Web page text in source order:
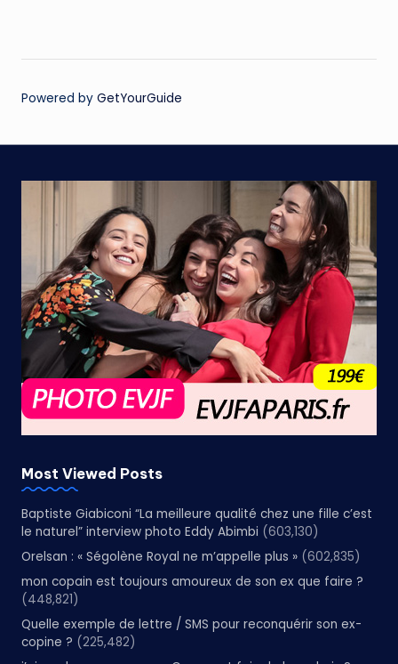
Powered by GetYourGuide
Most Viewed Posts
Baptiste Giabiconi “La meilleure qualité chez une fille c’est
le naturel” interview photo Eddy Abimbi (603,130)
Orelsan : « Ségolène Royal ne m’appelle plus » (602,835)
mon copain est toujours amoureux de son ex que faire ?
(448,821)
Quelle exemple de lettre / SMS pour reconquérir son ex-
copine ? (225,482)